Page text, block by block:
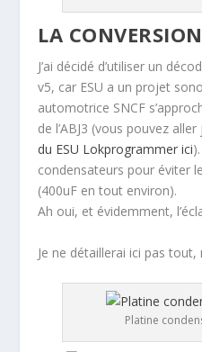
LA CONVERSION
J’ai décidé d’utiliser un
v5, car ESU a un projet
automotrice SNCF
de l’ABJ3 (vous pouvez
du ESU Lokprogrammer ici
condensateurs pour éviter
(400uF en tout environ).
Ah oui, et évidemment,
Je ne détaillerai ici pas
Platine